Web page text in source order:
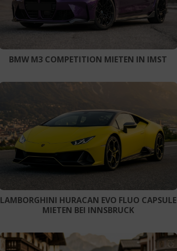
BMW M3 COMPETITION MIETEN IN IMST
LAMBORGHINI HURACAN EVO FLUO CAPSULE
MIETEN BEI INNSBRUCK